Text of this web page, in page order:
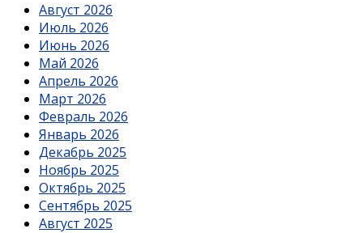
Август 2026
Июль 2026
Июнь 2026
Май 2026
Апрель 2026
Март 2026
Февраль 2026
Январь 2026
Декабрь 2025
Ноябрь 2025
Октябрь 2025
Сентябрь 2025
Август 2025